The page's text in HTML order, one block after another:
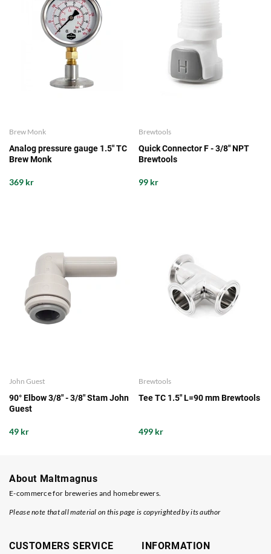
Brew Monk
Analog pressure gauge 1.5" TC
Brew Monk
369 kr
Brewtools
Quick Connector F - 3/8" NPT
Brewtools
99 kr
John Guest
90° Elbow 3/8" - 3/8" Stam John
Guest
49 kr
Brewtools
Tee TC 1.5" L=90 mm Brewtools
499 kr
About Maltmagnus
E-commerce for breweries and homebrewers.
Please note that all material on this page is copyrighted by its author
CUSTOMERS SERVICE INFORMATION